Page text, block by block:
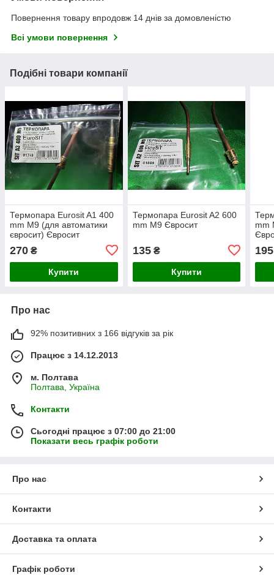
Повернення товару впродовж 14 днів за домовленістю
Всі умови повернення
Подібні товари компанії
Термопара Eurosit A1 400
mm M9 (для автоматики
євросит) Євросит
270 ₴
Купити
Термопара Eurosit A2 600
mm M9 Євросит
135₴
Купити
mm
195
Про нас
92% позитивних з 166 відгуків за рік
Працює з 14.12.2013
м. Полтава
Полтава, Україна
Контакти
Сьогодні працює з 07:00 до 21:00
Показати весь графік роботи
Про нас
Контакти
Доставка та оплата
Графік роботи